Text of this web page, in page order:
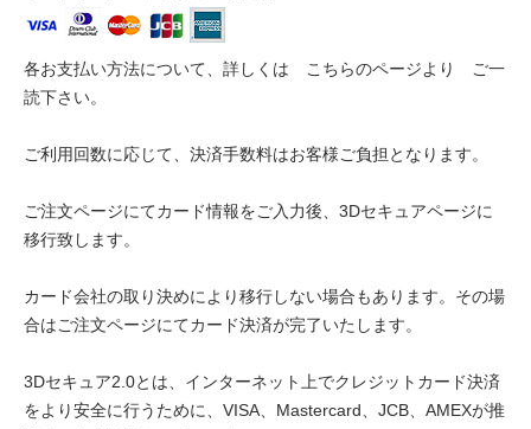
各お支払い方法について、詳しくは こちらのページより
ご一
読下さい。
ご利用回数に応じて、決済手数料はお客様ご負担となります。
ご注文ページにてカード情報をご入力後、3Dセキュアページに
移行致します。
カード会社の取り決めにより移行しない場合もあります。その場
合はご注文ページにてカード決済が完了いたします。
3Dセキュア2.0とは、インターネット上でクレジットカード決済
をより安全に行うために、VISA、Mastercard、JCB、AMEXが推